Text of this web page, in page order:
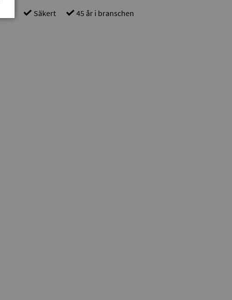
Säkert 45 år i branschen